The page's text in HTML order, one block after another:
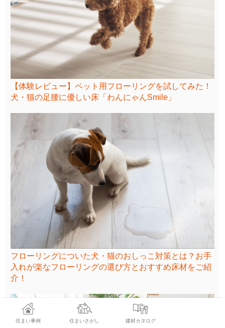
【体験レビュー】ペット用フローリングを試してみた！
犬・猫の足腰に優しい床「わんにゃんSmile」
フローリングについた犬・猫のおしっこ対策とは？お手
入れが楽なフローリングの選び方とおすすめ床材をご紹
介！
住まい事例 住まいさがし 建材カタログ